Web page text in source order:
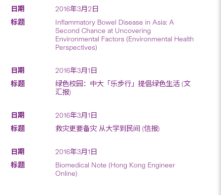
2016年3月2日
Inflammatory Bowel Disease in Asia: A
Second Chance at Uncovering
Environmental Factors (Environmental Health
Perspectives)
2016年3月1日
绿色校园：中大「乐步行」提倡绿色生活 (文
汇报)
2016年3月1日
救灾更要备灾 从大学到民间 (信报)
2016年3月1日
Biomedical Note (Hong Kong Engineer
Online)